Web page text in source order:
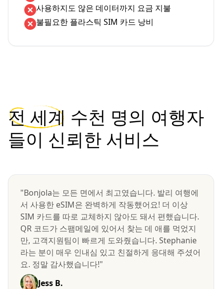
사용하지도 않은 데이터까지 요금 지불
불필요한 플라스틱 SIM 카드 낭비
전 세계 수천 명의 여행자
들이 신뢰한 서비스
"Bonjola는 모든 면에서 최고였습니다. 발리 여행에
서 사용한 eSIM은 완벽하게 작동했어요! 더 이상
SIM 카드를 따로 교체하지 않아도 돼서 편했습니다.
QR 코드가 스팸메일에 있어서 찾는 데 애를 먹었지
만, 고객지원팀이 빠르게 도와줬습니다. Stephanie
라는 분이 매우 인내심 있고 친절하게 응대해 주셨어
요. 정말 감사했습니다!"
Jess B.